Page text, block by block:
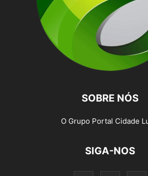
SOBRE NÓS
O Grupo Portal Cidade
SIGA-NOS